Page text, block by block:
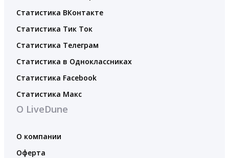
Статистика ВКонтакте
Статистика Тик Ток
Статистика Телеграм
Статистика в Одноклассниках
Статистика Facebook
Статистика Макс
О LiveDune
О компании
Оферта